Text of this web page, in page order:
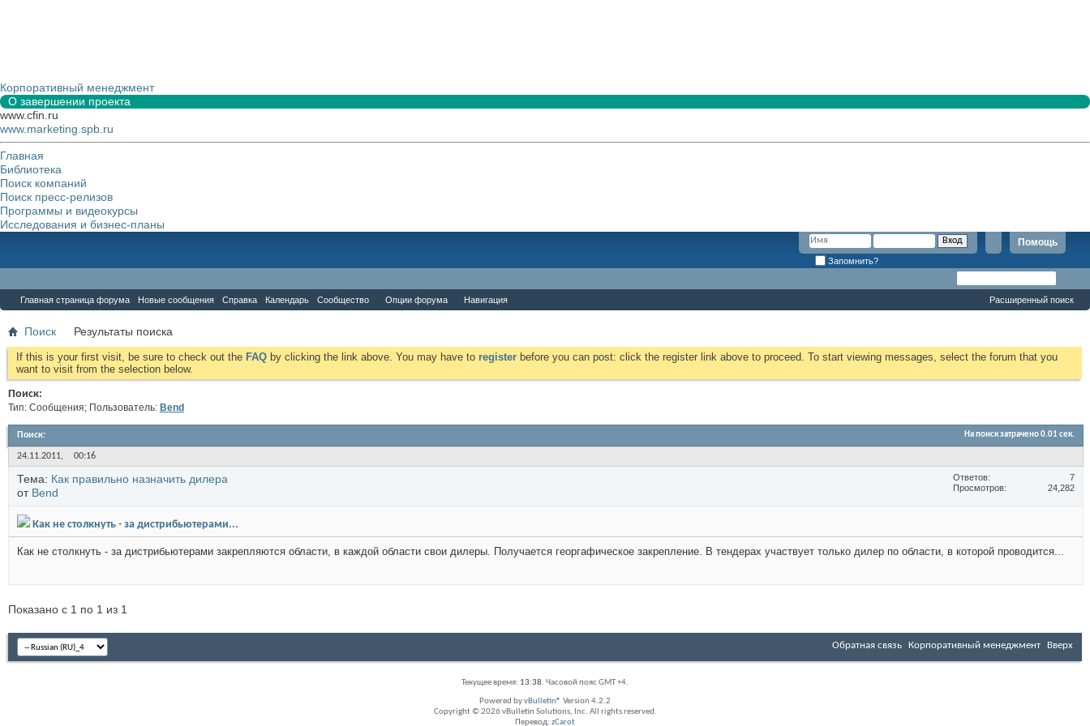
Корпоративный менеджмент
О завершении проекта
www.cfin.ru
www.marketing.spb.ru
Главная
Библиотека
Поиск компаний
Поиск пресс-релизов
Программы и видеокурсы
Исследования и бизнес-планы
Помощь
Запомнить?
Главная страница форума Новые сообщения Справка Календарь Сообщество Опции форума Навигация Расширенный поиск
Поиск Результаты поиска
If this is your first visit, be sure to check out the FAQ by clicking the link above. You may have to register before you can post: click the register link above to proceed. To start viewing messages, select the forum that you
want to visit from the selection below.
Поиск:
Тип: Сообщения; Пользователь: Bend
Поиск: На поиск затрачено0.01 сек.
24.11.2011, 00:16
Тема: Как правильно назначить дилера
от Bend
Ответов
7
Просмотров
24,282
Как не столкнуть - за дистрибьютерами...
Как не столкнуть - за дистрибьютерами закрепляются области, в каждой области свои дилеры. Получается георгафическое закрепление. В тендерах участвует только дилер по области, в которой проводится...
Показано с 1 по 1 из 1
Обратная связь Корпоративный менеджмент Вверх
Текущее время: 13:38. Часовой пояс GMT +4.
Powered byvBulletin® Version 4.2.2
Copyright © 2026 vBulletin Solutions, Inc. All rights reserved.
Перевод: zCarot